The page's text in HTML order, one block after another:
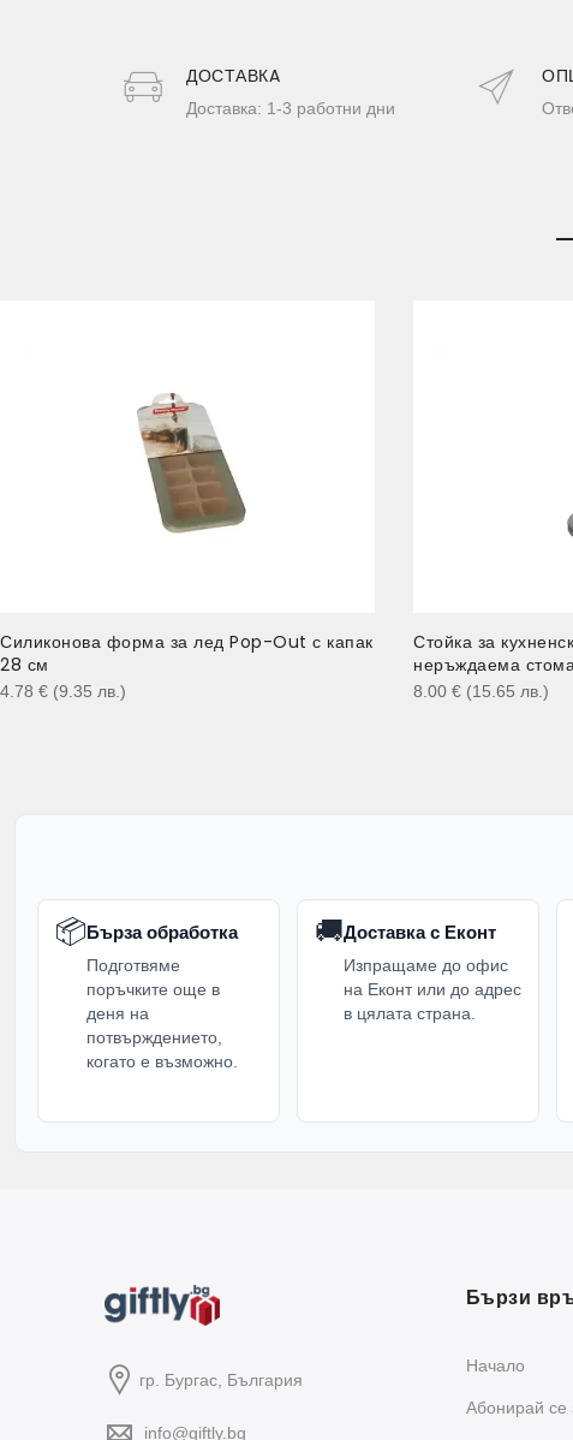
ДОСТАВКA
Доставка: 1-3 работни дни
Силиконова форма за лед Pop-Out с капак
28 см
4.78 € (9.35 лв. )
Стойка за
неръждаема
8.00 € (15.65 лв. )
📦Бърза обработка
Подготвяме
поръчките още в
деня на
потвърждението,
когато е възможно.
🚚Доставка с Еконт
Изпращаме до офис
на Еконт или до адрес
в цялата страна.
гр. Бургас, България
info@giftly.bg
Бързи
Начало
Абонирай се